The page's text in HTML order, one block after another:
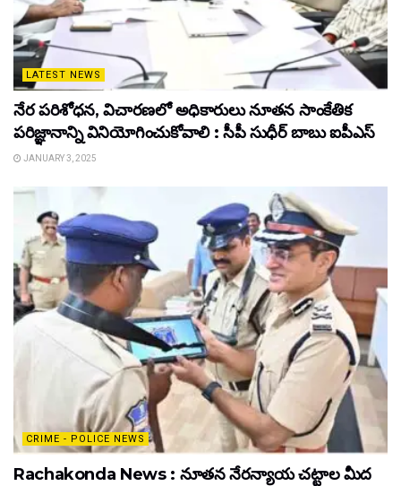
LATEST NEWS
నేర పరిశోధన, విచారణలో అధికారులు నూతన సాంకేతిక
పరిజ్ఞానాన్ని వినియోగించుకోవాలి : సీపీ సుధీర్ బాబు ఐపీఎస్
JANUARY 3, 2025
CRIME - POLICE NEWS
Rachakonda News : నూతన నేరన్యాయ చట్టాల మీద